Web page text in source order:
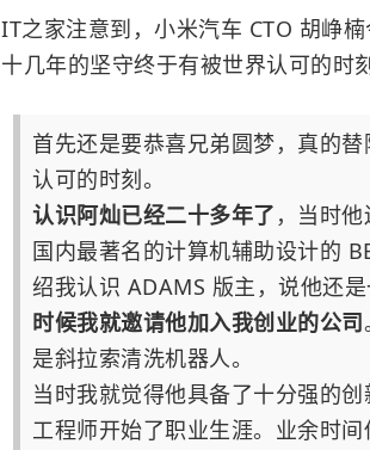
IT之家注意到，小米汽车 CTO 胡峥
十几年的坚守终于有被世界认可的时刻
首先还是要恭喜兄弟圆梦，真的
认可的时刻。
认识阿灿已经二十多年了 ，当时
国内最著名的计算机辅助设计的
绍我认识 ADAMS 版主，说他还
时候我就邀请他加入我创业的公司
是斜拉索清洗机器人。
当时我就觉得他具备了十分强的
工程师开始了职业生涯。业余时